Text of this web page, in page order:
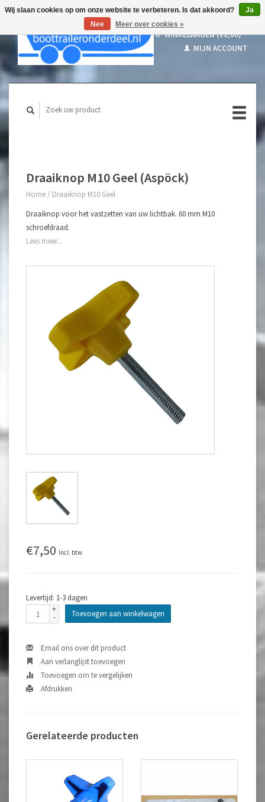
WINKELWAGEN (€0,00)
MIJN ACCOUNT
Draaiknop M10 Geel (Aspöck)
Home / Draaiknop M10 Geel
Draaiknop voor het vastzetten van uw lichtbak. 60 mm M10
schroefdraad.
Lees meer...
€7,50 Incl. btw
Levertijd: 1-3 dagen
+
-
Toevoegen aan winkelwagen
Email ons over dit product
Aan verlanglijst toevoegen
Toevoegen om te vergelijken
Afdrukken
Gerelateerde producten
Wij slaan cookies op om onze website te verbeteren. Is dat akkoord?
Ja
Nee
Meer over cookies »